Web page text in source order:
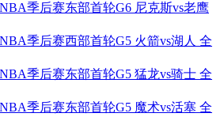
季后赛东部首轮G6 尼克斯vs老鹰
季后赛西部首轮G5 火箭vs湖人 全
季后赛东部首轮G5 猛龙vs骑士 全
季后赛东部首轮G5 魔术vs活塞 全